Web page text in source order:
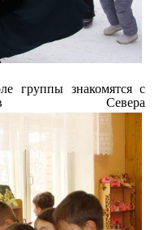
группы знакомятся с
Севера